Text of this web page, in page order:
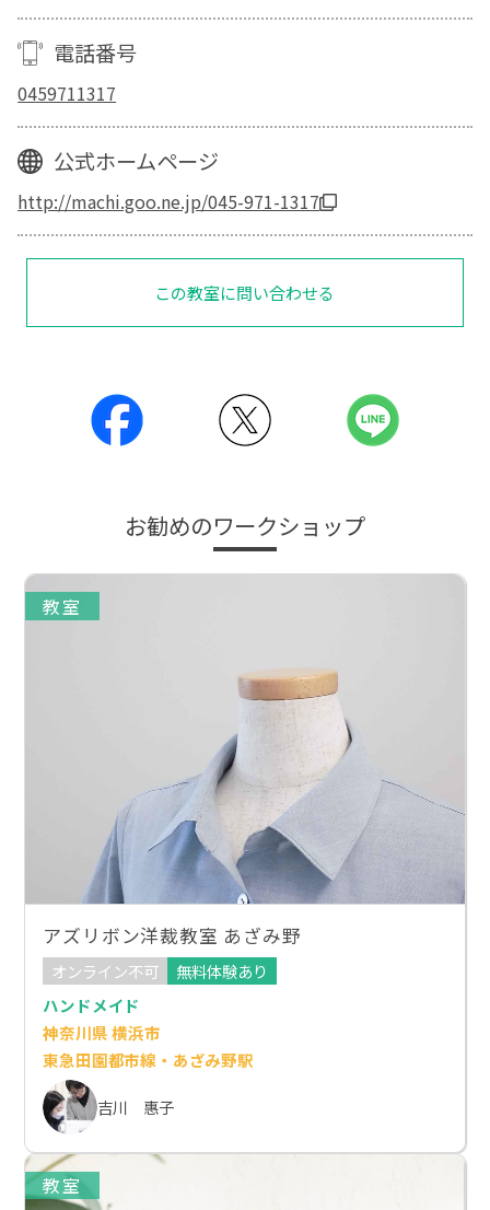
電話番号
0459711317
公式ホームページ
http://machi.goo.ne.jp/045-971-1317
この教室に問い合わせる
お勧めのワークショップ
教室
アズリボン洋裁教室 あざみ野
オンライン不可
無料体験あり
ハンドメイド
神奈川県 横浜市
東急田園都市線・あざみ野駅
吉川 惠子
教室